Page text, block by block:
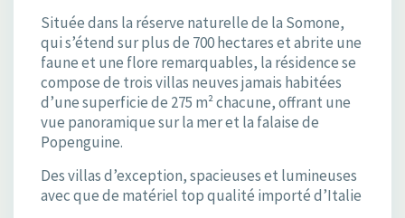
Située dans la réserve naturelle de la Somone,
qui s’étend sur plus de 700 hectares et abrite une
faune et une flore remarquables, la résidence se
compose de trois villas neuves jamais habitées
d’une superficie de 275 m² chacune, offrant une
vue panoramique sur la mer et la falaise de
Popenguine.
Des villas d’exception, spacieuses et lumineuses
avec que de matériel top qualité importé d’Italie